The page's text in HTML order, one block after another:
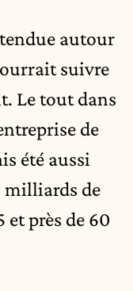
autour
suivre
Le tout dans
de
été aussi
milliards de
et près de 60